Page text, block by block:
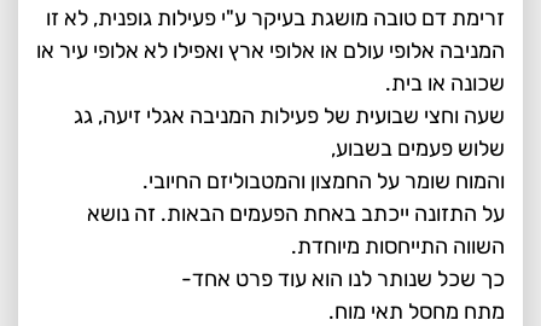
זרימת דם טובה מושגת בעיקר ע"י פעילות גופנית, לא זו
המניבה אלופי עולם או אלופי ארץ ואפילו לא אלופי עיר או
שכונה או בית.
שעה וחצי שבועית של פעילות המניבה אגלי זיעה, גג
שלוש פעמים בשבוע,
והמוח שומר על החמצון והמטבוליזם החיובי.
על התזונה ייכתב באחת הפעמים הבאות. זה נושא
השווה התייחסות מיוחדת.
כך שכל שנותר לנו הוא עוד פרט אחד-
מתח מחסל תאי מוח.